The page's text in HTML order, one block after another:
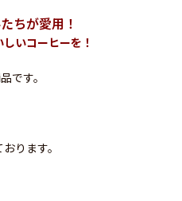
ちが愛用！
いコーヒーを！
です。
ります。